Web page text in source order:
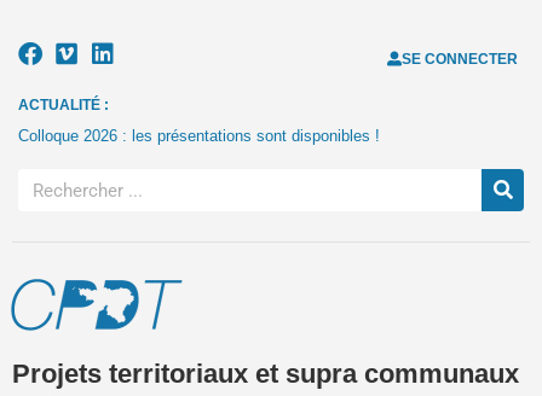
SE CONNECTER
ACTUALITÉ :
Colloque 2026 : les présentations sont disponibles !
Projets territoriaux et supra communaux